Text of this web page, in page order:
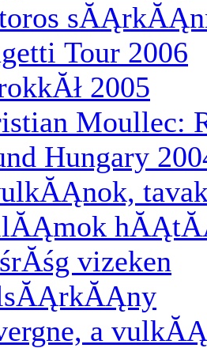
Tour 2006
2005
Moullec:
Hungary
vizeken
a